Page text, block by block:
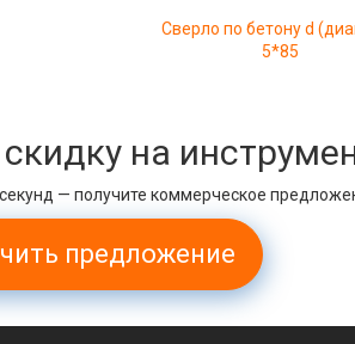
Сверло по бетону d
5*85
на
— получите коммерческое
предложение